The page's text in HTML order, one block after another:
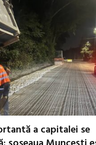
a capitalei se